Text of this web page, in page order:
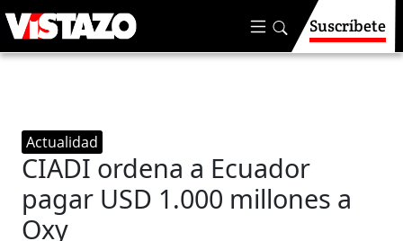
Suscríbete
Actualidad
CIADI ordena a Ecuador
pagar USD 1.000 millones a
Oxy